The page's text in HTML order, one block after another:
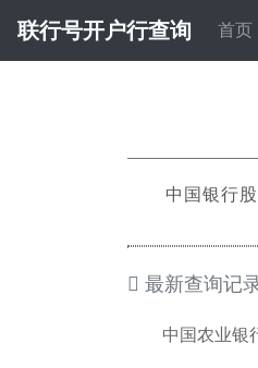
联行号开户行查询 首页
中国银行
最新查询记
中国农业银